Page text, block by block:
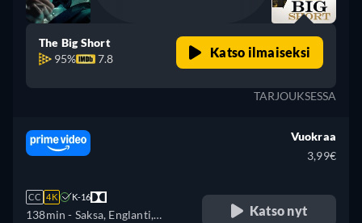
The Big Short
95%
7.8 Katso ilmaiseksi
TARJOUKSESSA
CC 4K K-16
138min - Saksa, Englanti,
Vuokraa
3,99€
Katso nyt